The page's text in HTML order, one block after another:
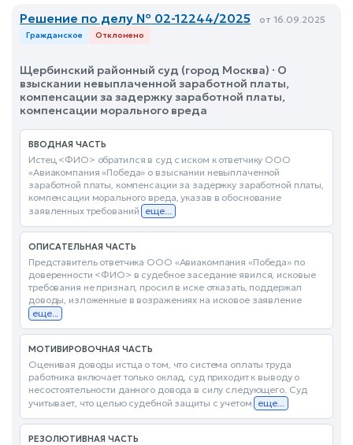
Решение по делу № 02-12244/2025 от 16.09.2025
Гражданское Отклонено
Щербинский районный суд (город Москва) · О
взыскании невыплаченной заработной платы,
компенсации за задержку заработной платы,
компенсации морального вреда
ВВОДНАЯ ЧАСТЬ
Истец <ФИО> обратился в суд с иском к ответчику ООО
«Авиакомпания «Победа» о взыскании невыплаченной
заработной платы, компенсации за задержку заработной платы,
компенсации морального вреда, указав в обоснование
заявленных требований еще...
ОПИСАТЕЛЬНАЯ ЧАСТЬ
Представитель ответчика ООО «Авиакомпания «Победа» по
доверенности <ФИО> в судебное заседание явился, исковые
требования не признал, просил в иске отказать, поддержал
доводы, изложенные в возражениях на исковое заявление
еще...
МОТИВИРОВОЧНАЯ ЧАСТЬ
Оценивая доводы истца о том, что система оплаты труда
работника включает только оклад, суд приходит к выводу о
несостоятельности данного довода в силу следующего. Суд
учитывает, что целью судебной защиты с учетом еще...
РЕЗОЛЮТИВНАЯ ЧАСТЬ